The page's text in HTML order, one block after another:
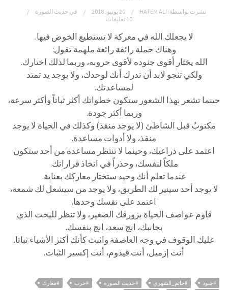
نشرت بواسطة: HATEM ALI 20 يونيو، 2018 في حديث الصورة
10 تعليقات
لا يجعلك الله في معركة لا تستطيع الخوض فيها.
وهناك جملة رائقة رائعة ملهمة تقول:
الله يختار أقوى جنوده لأقوى حروبه، وربما لذلك اختارك.
ولكي تنجو لابد أن تدرك أنك لوحدك، ولا يوجد يد تمتد
لمساعدتك.
حينما تشعر بهذا الشعور ستكون خطواتك أكثر ثباتاً وأكثر سرعة،
وربما أكثر جودة.
مكتوبٌ قبل الشاطئ (لا يوجد منقذ) وكذلك في الحياة لا يوجد
منقذ، ولا أدوات مساعدة.
اعتمد على ذراعيك، وحينما لا تنتظر مساعدة من أحد ستكون
ملكاً لنفسك، وحذراً في اتخاذ قراراتك.
عندما تعلم أنك وحيد ستختار معاركك بعناية.
لا يوجد أحد سينير لك الطريق، ولا يوجد من سيشعل لك شمعة،
اعتمد على نفسك وحدها.
قاوم عواصف الحياة بزورقك الصغير، ولا تنظر لليخت الذي
بجانبك، انج سعد، انج بنفسك.
عليك الوقوف في وجه العاصفة واثبت كأنك أكثر الأشياء ثباتا.
أنت إزميل، أنت قيدوم، أنت إكسير الثبات.
#جنود #حاتم_الشهري #حديث الصورة #حرب
#معارك